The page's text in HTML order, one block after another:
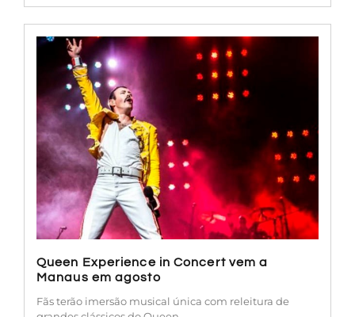
Queen Experience in Concert vem a
Manaus em agosto
Fãs terão imersão musical única com releitura de